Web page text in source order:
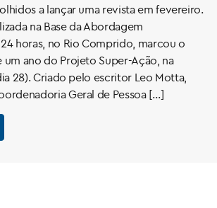
a lançar uma revista em fevereiro.
na Base da Abordagem
horas, no Rio Comprido, marcou o
um ano do Projeto Super-Ação, na
28). Criado pelo escritor Leo Motta,
Geral de Pessoa […]